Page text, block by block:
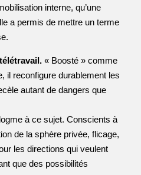
interne, qu’une
a permis de mettre un terme
« Boosté » comme
il reconfigure durablement les
autant de dangers que
à ce sujet. Conscients à
de la sphère privée, flicage,
les directions qui veulent
que des possibilités